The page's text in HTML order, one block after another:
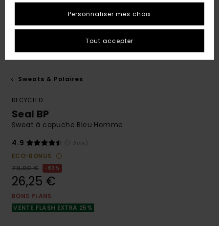
Sweats & Polaires
RECYCLED
Seal BP
Sweat à capuche Bleu Homme
4.9
(7 Avis)
ECO-BONUS
70,00 €
63%
26,25 €
BONS PLANS
VENTE FLASH EXTRA 25%
Personnaliser mes choix
Tout accepter